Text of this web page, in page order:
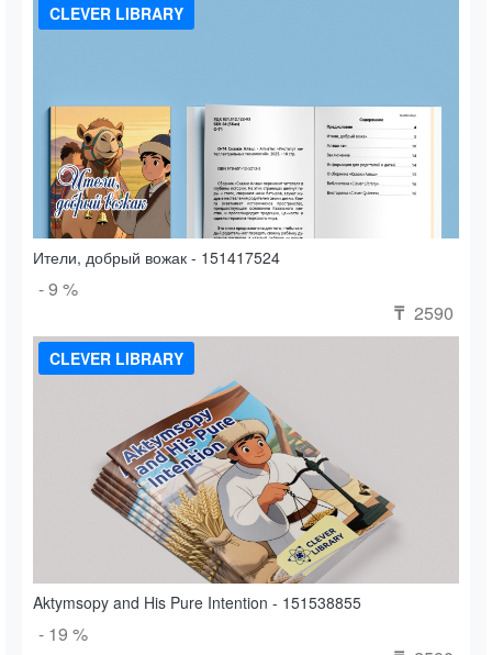
CLEVER LIBRARY
Ители, добрый вожак - 151417524
- 9 %
₸ 2590
CLEVER LIBRARY
Aktymsopy and His Pure Intention - 151538855
- 19 %